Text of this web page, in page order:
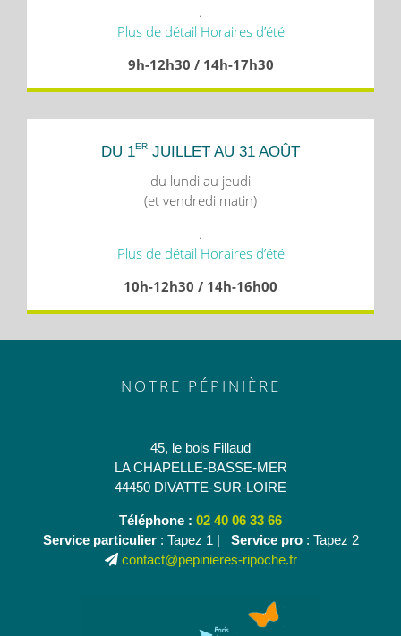
.
Plus de détail Horaires d’été
9h-12h30 / 14h-17h30
DU 1ER JUILLET AU 31 AOÛT
du lundi au jeudi
(et vendredi matin)
.
Plus de détail Horaires d’été
10h-12h30 / 14h-16h00
NOTRE PÉPINIÈRE
45, le bois Fillaud
LA CHAPELLE-BASSE-MER
44450 DIVATTE-SUR-LOIRE
Téléphone : 02 40 06 33 66
Service particulier: Tapez 1 | Service pro: Tapez 2
contact@pepinieres-ripoche.fr